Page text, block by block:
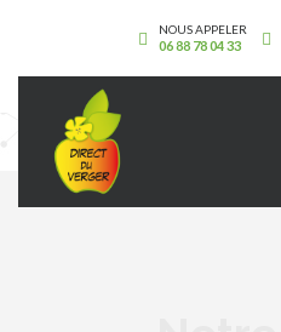
NOUS APPELER
06 88 78 04 33